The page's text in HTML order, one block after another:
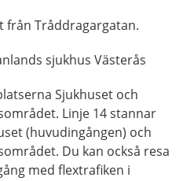
från Tråddragargatan.
sjukhus Västerås
Sjukhuset och
Linje 14 stannar
(huvudingången) och
Du kan också resa
med flextrafiken i